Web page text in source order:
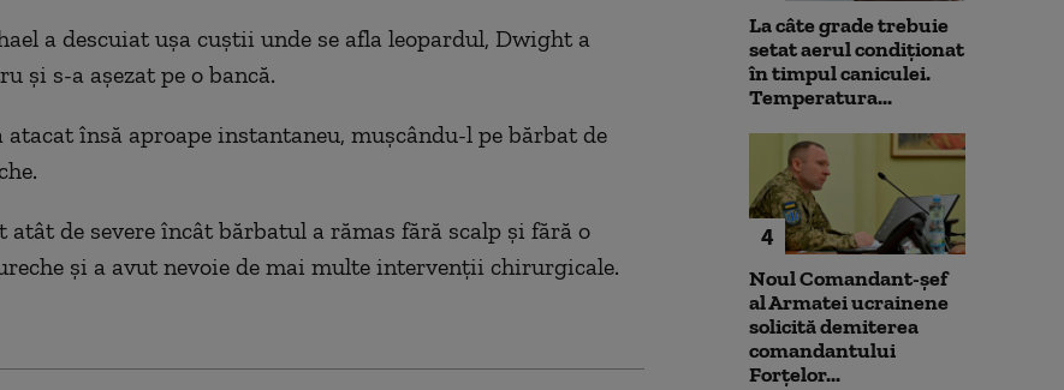
a descuiat uşa cuştii unde se afla leopardul, Dwight a
şi s-a aşezat pe o bancă.
atacat însă aproape instantaneu, muşcându-l pe bărbat de
atât de severe încât bărbatul a rămas fără scalp şi fără o
şi a avut nevoie de mai multe intervenţii chirurgicale.
La câte grade trebuie
setat aerul condiționat
în timpul caniculei.
Temperatura...
4
Noul Comandant-șef
al Armatei ucrainene
solicită demiterea
comandantului
Forțelor...